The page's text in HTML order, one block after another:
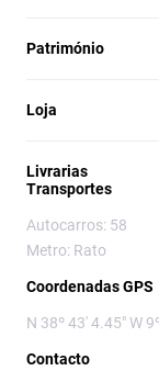
Património
Loja
Livrarias
Transportes
Autocarros: 58
Metro: Rato
Coordenadas GPS
N 38º 43' 4.45" W
Contacto